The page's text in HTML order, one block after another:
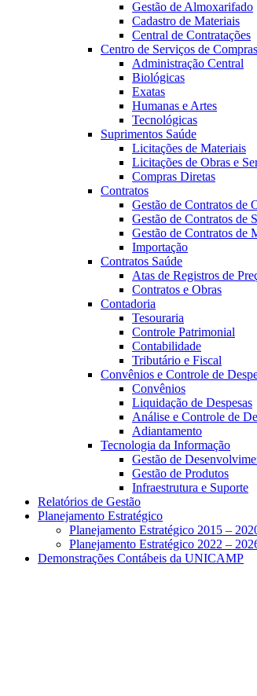
Gestão de Almoxarifado
Cadastro de Materiais
Central de Contratações
Centro de Serviços de Compras
Administração Central
Biológicas
Exatas
Humanas e Artes
Tecnológicas
Suprimentos Saúde
Licitações de Materiais
Licitações de Obras e
Compras Diretas
Contratos
Gestão de Contratos de
Gestão de Contratos de
Gestão de Contratos de
Importação
Contratos Saúde
Atas de Registros de
Contratos e Obras
Contadoria
Tesouraria
Controle Patrimonial
Contabilidade
Tributário e Fiscal
Convênios e Controle de
Convênios
Liquidação de Despesas
Análise e Controle de
Adiantamento
Tecnologia da Informação
Gestão de
Gestão de Produtos
Infraestrutura e Suporte
Relatórios de Gestão
Planejamento Estratégico
Planejamento Estratégico 2015 –
Planejamento Estratégico 2022 –
Demonstrações Contábeis da UNICAMP